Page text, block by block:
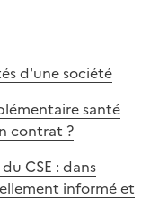
d'une société
santé
contrat ?
CSE : dans
informé et